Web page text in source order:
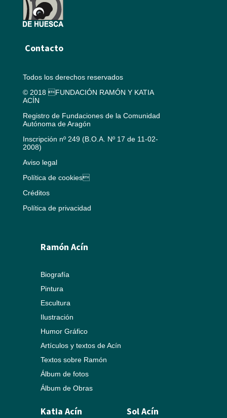
Contacto
Todos los derechos reservados
© 2018 FUNDACIÓN RAMÓN Y KATIA
ACÍN
Registro de Fundaciones de la Comunidad
Autónoma de Aragón
Inscripción nº 249 (B.O.A. Nº 17 de 11-02-
2008)
Aviso legal
Política de cookies
Créditos
Política de privacidad
Ramón Acín
Biografía
Pintura
Escultura
Ilustración
Humor Gráfico
Artículos y textos de Acín
Textos sobre Ramón
Álbum de fotos
Álbum de Obras
Katia Acín Sol Acín